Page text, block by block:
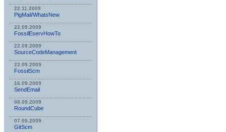
22.11.2009
PigMail/WhatsNew
22.09.2009
FossilEservHowTo
22.09.2009
SourceCodeManagement
22.09.2009
FossilScm
16.09.2009
SendEmail
08.09.2009
RoundCube
07.05.2009
GitScm